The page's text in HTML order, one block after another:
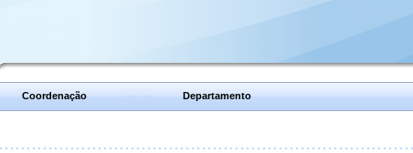
Coordenação Departamento